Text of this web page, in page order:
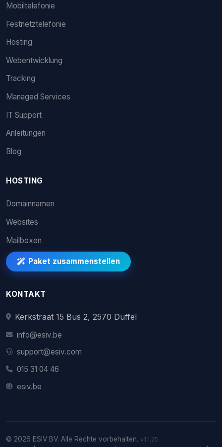
Mobiltelefonie
Festnetztelefonie
Hosting
Webentwicklung
Tracking
Managed Services
IT Support
Anleitungen
Blog
HOSTING
Domainnamen
Websites
Mailboxen
Paket zusammenstellen
KONTAKT
Kerkstraat 15 Bus 2, 2570 Duffel
info@esiv.be
support@esiv.com
015 31 04 46
esiv.be
© 2026 ESIV BV. Alle Rechte vorbehalten. v1.1.25